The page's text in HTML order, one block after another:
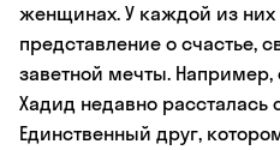
женщинах. У каждой из них
представление о счастье,
заветной мечты.
Хадид недавно
Единственный друг,